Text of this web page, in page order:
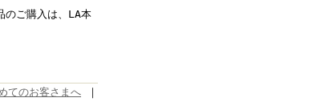
のご購入は、LA本
てのお客さまへ ｜